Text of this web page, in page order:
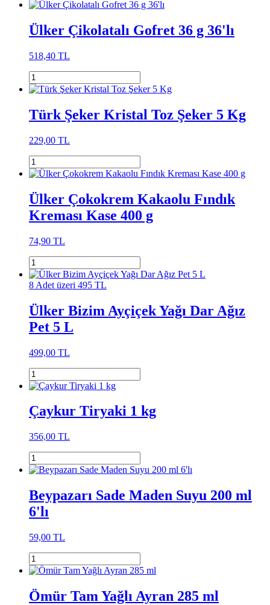
Ülker Çikolatalı Gofret 36 g 36'lı
518,40 TL
Türk Şeker Kristal Toz Şeker 5 Kg
229,00 TL
Ülker Çokokrem Kakaolu Fındık
Kreması Kase 400 g
74,90 TL
8 Adet üzeri 495 TL
Ülker Bizim Ayçiçek Yağı Dar Ağız
Pet 5 L
499,00 TL
Çaykur Tiryaki 1 kg
356,00 TL
Beypazarı Sade Maden Suyu 200 ml
6'lı
59,00 TL
Ömür Tam Yağlı Ayran 285 ml